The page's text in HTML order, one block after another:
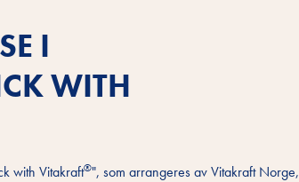
I
WITH
with Vitakraft®", som arrangeres av Vitakraft Norge,